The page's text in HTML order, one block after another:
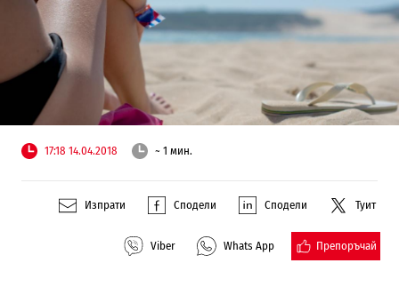
17:18 14.04.2018 ~ 1 мин.
Изпрати Сподели Сподели Туит
Viber Whats App Препоръчай